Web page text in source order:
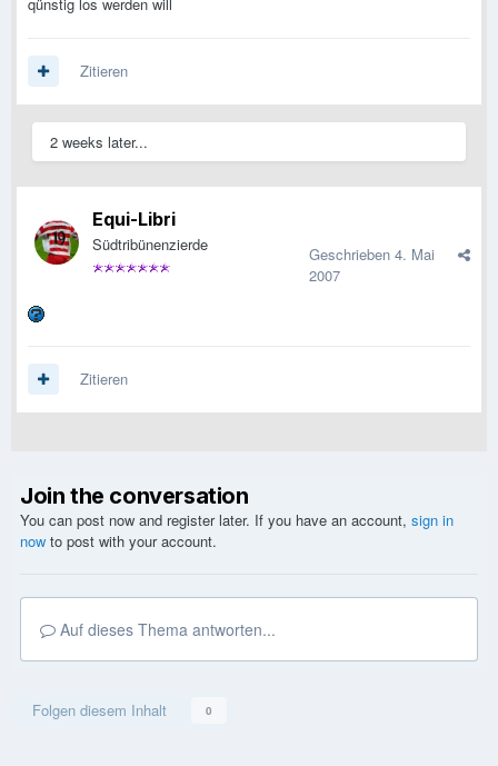
qünstig los werden will
Zitieren
2 weeks later...
Equi-Libri
Südtribünenzierde Geschrieben 4. Mai
2007
Zitieren
Join the conversation
You can post now and register later. If you have an account, sign in
now to post with your account.
Auf dieses Thema antworten...
Folgen diesem Inhalt 0